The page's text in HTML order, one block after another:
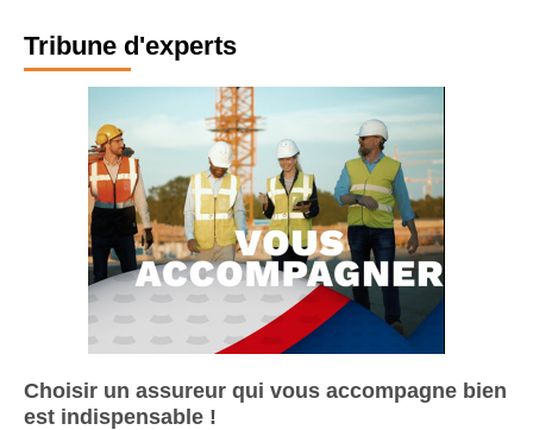
Tribune d'experts
Choisir un assureur qui vous accompagne bien
est indispensable !